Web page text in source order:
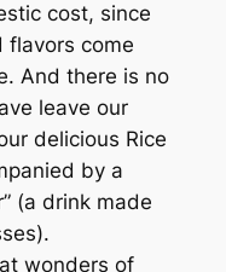
cost, since
flavors come
And there is no
leave our
delicious Rice
by a
(a drink made
wonders of